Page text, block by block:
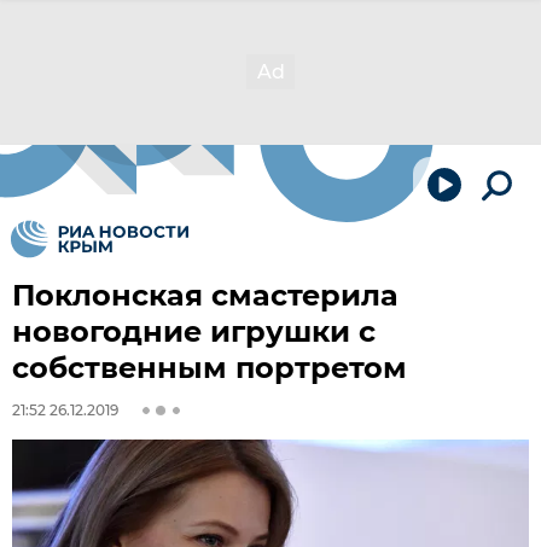
Поклонская смастерила
новогодние игрушки с
собственным портретом
21:52 26.12.2019